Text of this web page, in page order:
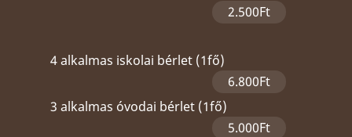
2.500Ft
4 alkalmas iskolai bérlet (1fő)
6.800Ft
3 alkalmas óvodai bérlet (1fő)
5.000Ft